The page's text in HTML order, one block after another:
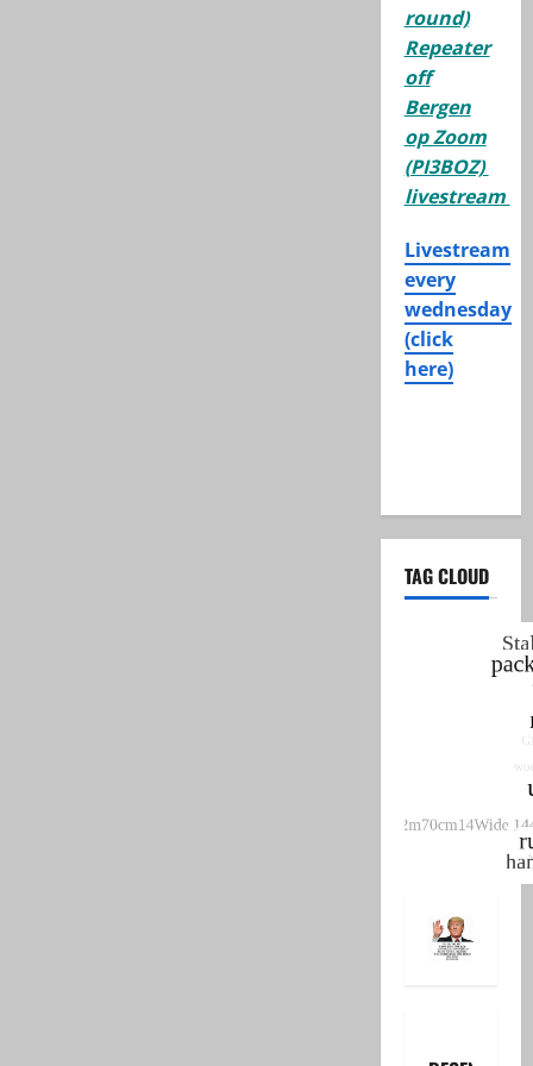
round)
Repeater
off
Bergen
op Zoom
(PI3BOZ)
livestream
Livestream
every
wednesday
(click
here)
TAG CLOUD